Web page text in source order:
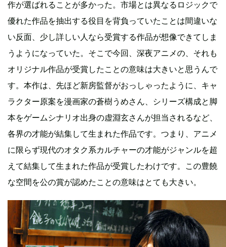
作が選ばれることが多かった。市場とは異なるロジックで
優れた作品を抽出する役目を背負っていたことは間違いな
い反面、少し詳しい人なら受賞する作品が想像できてしま
うようになっていた。そこで今回、深夜アニメの、それも
オリジナル作品が受賞したことの意味は大きいと思うんで
す。本作は、先ほど新房監督がおっしゃったように、キャ
ラクター原案を漫画家の蒼樹うめさん、シリーズ構成と脚
本をゲームシナリオ出身の虚淵玄さんが担当されるなど、
各界の才能が結集して生まれた作品です。つまり、アニメ
に限らず現代のオタク系カルチャーの才能がジャンルを超
えて結集して生まれた作品が受賞したわけです。この豊饒
な空間を公の賞が認めたことの意味はとても大きい。